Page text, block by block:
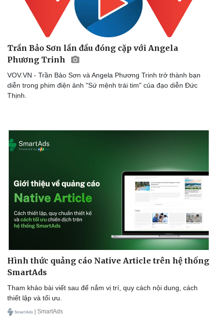
Dinh dưỡng - món ngon
Cây thuốc
Sản phụ khoa
Nhà đẹp
Trần Bảo Sơn lần đầu đóng cặp với Angela
Phương Trinh
VOV.VN - Trần Bảo Sơn và Angela Phương Trinh trở thành bạn
diễn trong phim điện ảnh "Sứ mệnh trái tim" của đạo diễn Đức
Thịnh.
Hình thức quảng cáo Native Article trên hệ thống
SmartAds
Tham khảo bài viết sau để nắm vị trí, quy cách nội dung, cách
thiết lập và tối ưu.
| SmartAds